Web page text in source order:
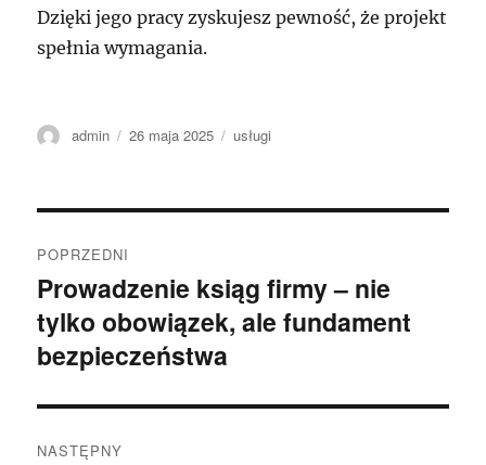
Dzięki jego pracy zyskujesz pewność, że projekt
spełnia wymagania.
Autor
admin
Data
26 maja 2025 Kategorie
usługi
wpisu
POPRZEDNI
Poprzedni
wpis:
Prowadzenie ksiąg firmy – nie
tylko obowiązek, ale fundament
bezpieczeństwa
NASTĘPNY